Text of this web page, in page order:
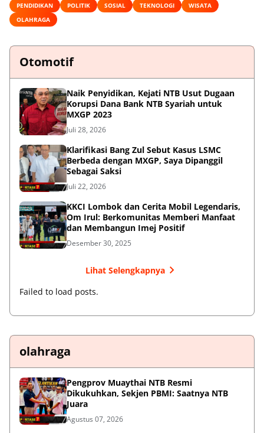
PENDIDIKAN
POLITIK SOSIAL TEKNOLOGI
WISATA
OLAHRAGA
Otomotif
Naik Penyidikan, Kejati NTB Usut Dugaan
Korupsi Dana Bank NTB Syariah untuk
MXGP 2023
Juli 28, 2026
Klarifikasi Bang Zul Sebut Kasus LSMC
Berbeda dengan MXGP, Saya Dipanggil
Sebagai Saksi
Juli 22, 2026
KKCI Lombok dan Cerita Mobil Legendaris,
Om Irul: Berkomunitas Memberi Manfaat
dan Membangun Imej Positif
Desember 30, 2025
Lihat Selengkapnya
Failed to load posts.
olahraga
Pengprov Muaythai NTB Resmi
Dikukuhkan, Sekjen PBMI: Saatnya NTB
Juara
Agustus 07, 2026